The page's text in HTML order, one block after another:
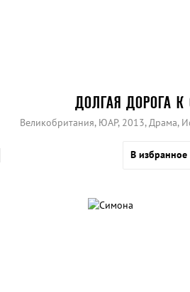
ДОЛГАЯ ДОРОГА К
Великобритания, ЮАР, 2013, Драма,
В избранное